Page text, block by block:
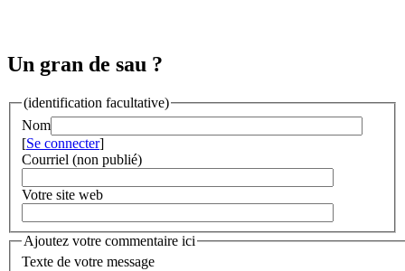
Un gran de sau ?
(identification facultative)
Nom
[Se connecter]
Courriel (non publié)
Votre site web
Ajoutez votre commentaire ici
Texte de votre message